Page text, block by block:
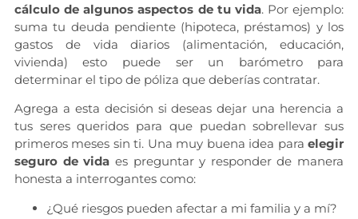
cálculo de algunos aspectos de tu vida. Por ejemplo:
suma tu deuda pendiente (hipoteca, préstamos) y los
gastos de vida diarios (alimentación, educación,
vivienda) esto puede ser un barómetro para
determinar el tipo de póliza que deberías contratar.
Agrega a esta decisión si deseas dejar una herencia a
tus seres queridos para que puedan sobrellevar sus
primeros meses sin ti. Una muy buena idea paraelegir
seguro de vida es preguntar y responder de manera
honesta a interrogantes como:
¿Qué riesgos pueden afectar a mi familia y a mí?